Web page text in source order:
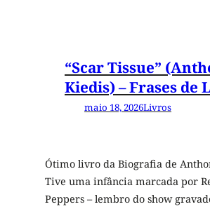
“Scar Tissue”
Kiedis) – Frases de
maio 18, 2026Livros
Ótimo livro da Biografia de
Tive uma infância marcada por
Peppers – lembro do show